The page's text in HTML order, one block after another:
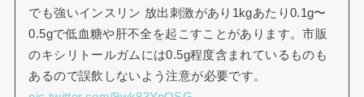
でも強いインスリン 放出刺激があり1kgあたり0.1g〜
0.5gで低血糖や肝不全を起こすことがあります。市販
のキシリトールガムには0.5g程度含まれているものも
あるので誤飲しないよう注意が必要です。